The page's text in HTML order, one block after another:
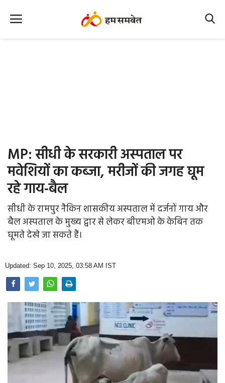
Office Office
Political Gossips
Farm & Food
Opinion
Photo Gallery
Home
MP: सीधी के सरकारी अस्पताल पर
मवेशियों का कब्जा, मरीजों की जगह घूम
रहे गाय-बैल
सीधी के रामपुर नैकिन शासकीय अस्पताल में दर्जनों गाय और
बैल अस्पताल के मुख्य द्वार से लेकर बीएमओ के केबिन तक
घूमते देखे जा सकते हैं।
Updated: Sep 10, 2025, 03:58 AM IST